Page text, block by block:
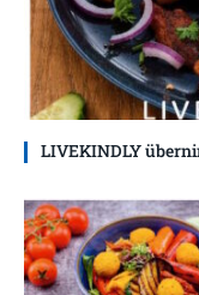
LIVEKINDLY